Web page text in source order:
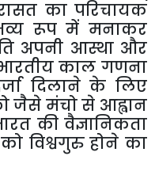
का परिचायक
भव्य रूप में मनाकर
अपनी आस्था और
भारतीय काल गणना
दिलाने के लिए
जैसे मंचो से आह्वान
की वैज्ञानिकता
विश्वगुरु होने का